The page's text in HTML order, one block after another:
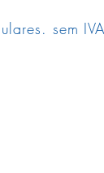
sem